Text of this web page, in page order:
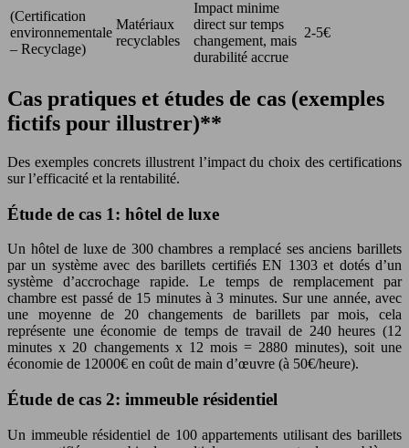
(Certification
environnementale
– Recyclage)
Matériaux
recyclables
Impact minime
direct sur temps
changement, mais
durabilité accrue
2-5€
Cas pratiques et études de cas (exemples
fictifs pour illustrer)**
Des exemples concrets illustrent l’impact du choix des certifications
sur l’efficacité et la rentabilité.
Étude de cas 1: hôtel de luxe
Un hôtel de luxe de 300 chambres a remplacé ses anciens barillets
par un système avec des barillets certifiés EN 1303 et dotés d’un
système d’accrochage rapide. Le temps de remplacement par
chambre est passé de 15 minutes à 3 minutes. Sur une année, avec
une moyenne de 20 changements de barillets par mois, cela
représente une économie de temps de travail de 240 heures (12
minutes x 20 changements x 12 mois = 2880 minutes), soit une
économie de 12000€ en coût de main d’œuvre (à 50€/heure).
Étude de cas 2: immeuble résidentiel
Un immeuble résidentiel de 100 appartements utilisant des barillets